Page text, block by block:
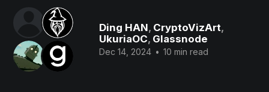
Ding HAN, CryptoVizArt,
UkuriaOC, Glassnode
Dec 14, 2024 • 10 min read